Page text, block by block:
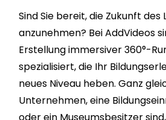
Sind Sie bereit, die Zukunft des
anzunehmen? Bei AddVideos
Erstellung immersiver 360°-
spezialisiert, die Ihr
neues Niveau heben. Ganz
Unternehmen, eine
oder ein Museumsbesitzer